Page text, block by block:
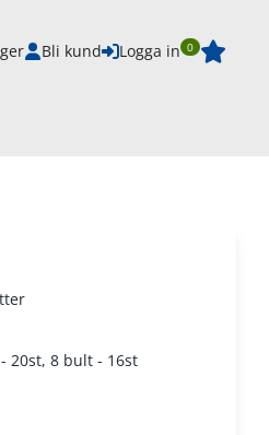
Bli kund Logga in 0
20st, 8 bult - 16st